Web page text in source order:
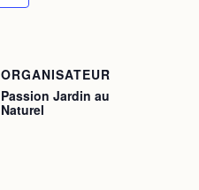
ORGANISATEUR
Passion Jardin au
Naturel